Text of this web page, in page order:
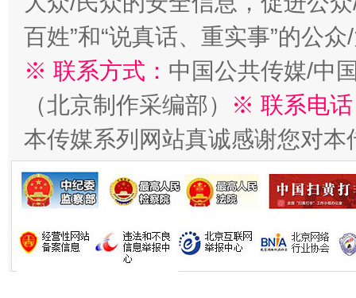
魏明亮
百姓”和“说真话、重实事”的公
※ 联系方式： 中国公共传媒/中
（北京制作采编部）
※ 联系电
本传媒系列网站真诚感谢您对